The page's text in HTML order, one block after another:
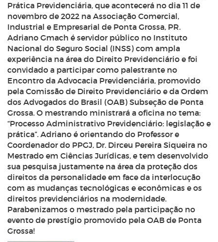
Prática Previdenciária, que acontecerá no dia 11 de
novembro de 2022 na Associação Comercial,
Industrial e Empresarial de Ponta Grossa, PR.
Adriano Gmach é servidor público no Instituto
Nacional do Seguro Social (INSS) com ampla
experiência na área do Direito Previdenciário e foi
convidado a participar como palestrante no
Encontro da Advocacia Previdenciária, promovido
pela Comissão de Direito Previdenciário e da Ordem
dos Advogados do Brasil (OAB) Subseção de Ponta
Grossa. O mestrando ministrará a oficina no tema:
“Processo Administrativo Previdenciário: legislação e
prática”. Adriano é orientando do Professor e
Coordenador do PPGJ, Dr. Dirceu Pereira Siqueira no
Mestrado em Ciências Jurídicas, e tem desenvolvido
sua pesquisa justamente na área da proteção dos
direitos da personalidade em face da interlocução
com as mudanças tecnológicas e econômicas e os
direitos previdenciários na modernidade.
Parabenizamos o mestrado pela participação no
evento de prestígio promovido pela OAB de Ponta
Grossa!